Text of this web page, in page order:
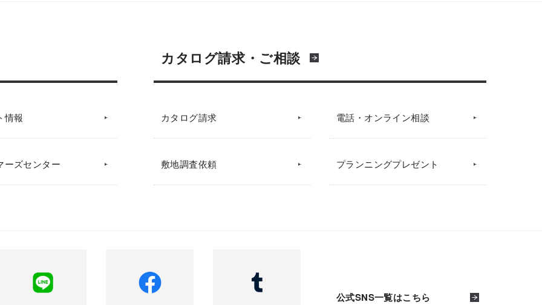
情報
ーズセンター
カタログ請求・ご相談
カタログ請求 電話・オンライン相談
敷地調査依頼 プランニングプレゼント
公式SNS一覧はこちら